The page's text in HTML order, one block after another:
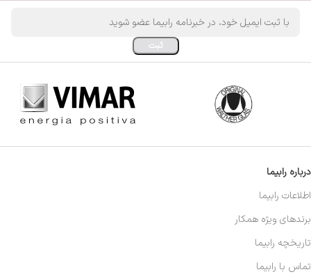
درباره رابیما
اطلاعات رابیما
برندهای ویژه همکار
تاریخچه رابیما
تماس با رابیما